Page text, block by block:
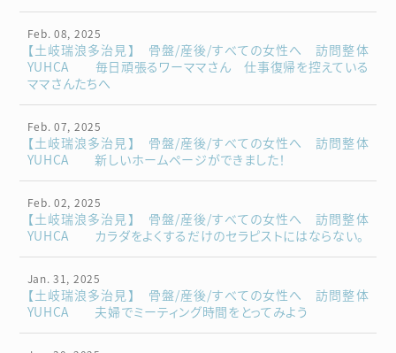
Feb. 08, 2025
【土岐瑞浪多治見】 骨盤/産後/すべての女性へ 訪問整体
YUHCA 毎日頑張るワーママさん 仕事復帰を控えている
ママさんたちへ
Feb. 07, 2025
【土岐瑞浪多治見】 骨盤/産後/すべての女性へ 訪問整体
YUHCA 新しいホームページができました！
Feb. 02, 2025
【土岐瑞浪多治見】 骨盤/産後/すべての女性へ 訪問整体
YUHCA カラダをよくするだけのセラピストにはならない。
Jan. 31, 2025
【土岐瑞浪多治見】 骨盤/産後/すべての女性へ 訪問整体
YUHCA 夫婦でミーティング時間をとってみよう